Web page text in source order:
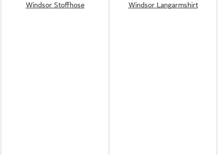
Windsor Stoffhose Windsor Langarmshirt